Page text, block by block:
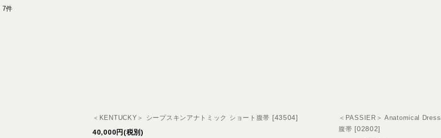
7件
＜KENTUCKY＞ シープスキンアナトミック ショート腹帯 [43504]
40,000円(税別)
＜PASSIER＞ Anatomical
腹帯 [02802]